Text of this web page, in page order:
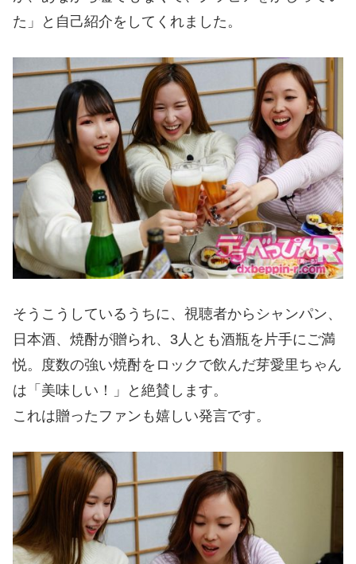
た」と自己紹介をしてくれました。
そうこうしているうちに、視聴者からシャンパン、
日本酒、焼酎が贈られ、3人とも酒瓶を片手にご満
悦。度数の強い焼酎をロックで飲んだ芽愛里ちゃん
は「美味しい！」と絶賛します。
これは贈ったファンも嬉しい発言です。